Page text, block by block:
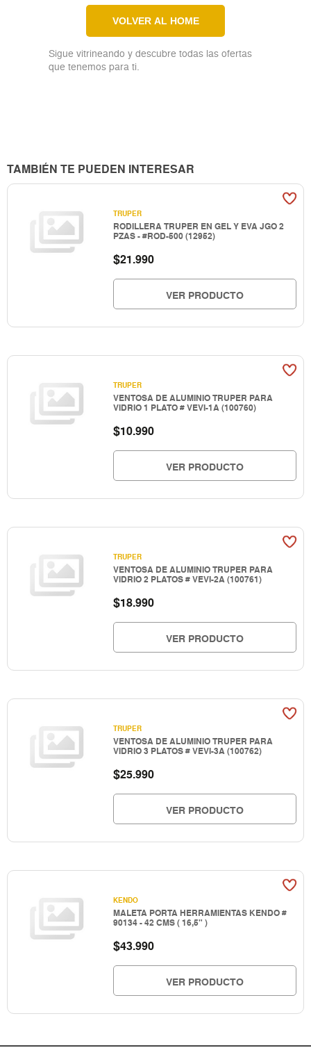
VOLVER AL HOME
Sigue vitrineando y descubre todas las ofertas
que tenemos para ti.
TAMBIÉN TE PUEDEN INTERESAR
TRUPER
RODILLERA TRUPER EN GEL Y EVA JGO 2
PZAS - #ROD-500 (12952)
$21.990
VER PRODUCTO
TRUPER
VENTOSA DE ALUMINIO TRUPER PARA
VIDRIO 1 PLATO # VEVI-1A (100760)
$10.990
VER PRODUCTO
TRUPER
VENTOSA DE ALUMINIO TRUPER PARA
VIDRIO 2 PLATOS # VEVI-2A (100761)
$18.990
VER PRODUCTO
TRUPER
VENTOSA DE ALUMINIO TRUPER PARA
VIDRIO 3 PLATOS # VEVI-3A (100762)
$25.990
VER PRODUCTO
KENDO
MALETA PORTA HERRAMIENTAS KENDO #
90134 - 42 CMS ( 16,5" )
$43.990
VER PRODUCTO